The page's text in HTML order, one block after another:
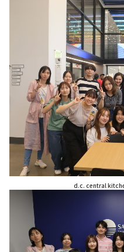
d.c. central